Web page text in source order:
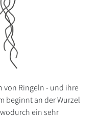
von Ringeln - und ihre
beginnt an der Wurzel
ein sehr